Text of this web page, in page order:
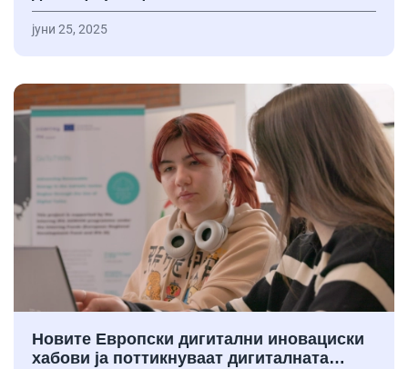
јуни 25, 2025
Новите Европски дигитални иновациски
хабови ја поттикнуваат дигиталната…